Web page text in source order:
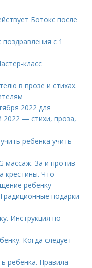
Ботокс после
с 1
класс
в прозе и стихах.
2022 для
2022 — стихи, проза,
ребёнка учить
массаж. За и против
крестины. Что
ребенку
подарки
Инструкция по
Когда следует
ребенка. Правила